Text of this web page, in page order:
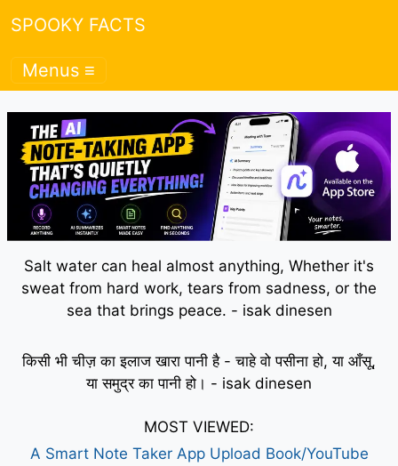
SPOOKY FACTS
Menus ≡
Salt water can heal almost anything, Whether it's
sweat from hard work, tears from sadness, or the
sea that brings peace. - isak dinesen
किसी भी चीज़ का इलाज खारा पानी है - चाहे वो पसीना हो, या आँसू,
या समुद्र का पानी हो। - isak dinesen
MOST VIEWED:
A Smart Note Taker App Upload Book/YouTube